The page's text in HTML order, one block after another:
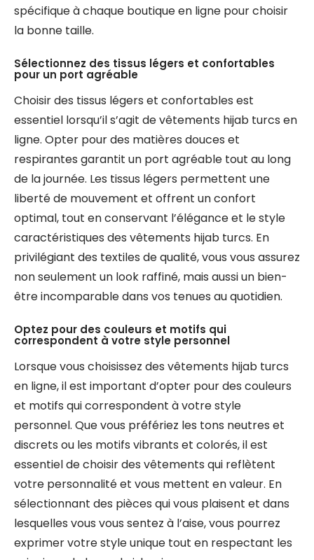
spécifique à chaque boutique en ligne pour choisir
la bonne taille.
Sélectionnez des tissus légers et confortables
pour un port agréable
Choisir des tissus légers et confortables est
essentiel lorsqu’il s’agit de vêtements hijab turcs en
ligne. Opter pour des matières douces et
respirantes garantit un port agréable tout au long
de la journée. Les tissus légers permettent une
liberté de mouvement et offrent un confort
optimal, tout en conservant l’élégance et le style
caractéristiques des vêtements hijab turcs. En
privilégiant des textiles de qualité, vous vous assurez
non seulement un look raffiné, mais aussi un bien-
être incomparable dans vos tenues au quotidien.
Optez pour des couleurs et motifs qui
correspondent à votre style personnel
Lorsque vous choisissez des vêtements hijab turcs
en ligne, il est important d’opter pour des couleurs
et motifs qui correspondent à votre style
personnel. Que vous préfériez les tons neutres et
discrets ou les motifs vibrants et colorés, il est
essentiel de choisir des vêtements qui reflètent
votre personnalité et vous mettent en valeur. En
sélectionnant des pièces qui vous plaisent et dans
lesquelles vous vous sentez à l’aise, vous pourrez
exprimer votre style unique tout en respectant les